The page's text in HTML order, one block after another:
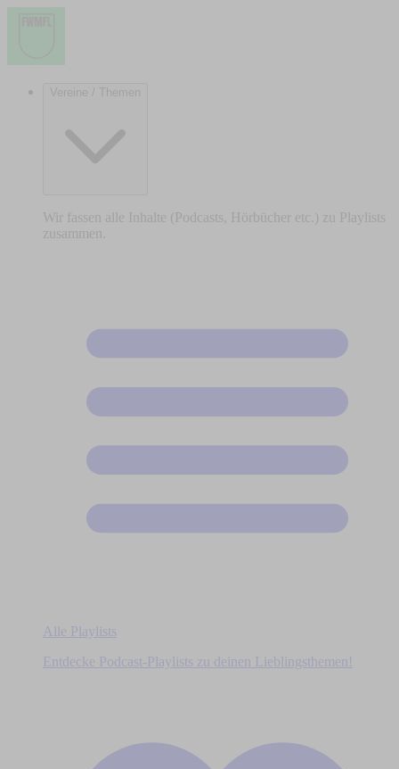
Vereine / Themen
Wir fassen alle Inhalte (Podcasts, Hörbücher etc.) zu Playlists
zusammen.
Alle Playlists
Entdecke Podcast-Playlists zu deinen Lieblingsthemen!